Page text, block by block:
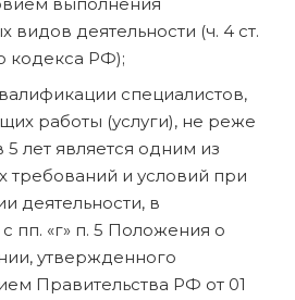
видов деятельности (ч. 4 ст.
кодекса РФ);
специалистов,
работы (услуги), не реже
5 лет является одним из
требований и условий при
деятельности, в
пп. «г» п. 5 Положения о
утвержденного
Правительства РФ от 01